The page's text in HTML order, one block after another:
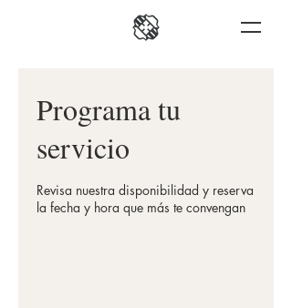
Programa tu
servicio
Revisa nuestra disponibilidad y reserva
la fecha y hora que más te convengan